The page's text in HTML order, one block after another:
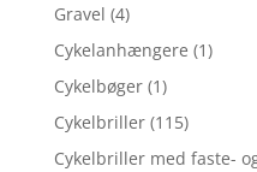
Gravel (4)
Cykelanhængere (1)
Cykelbøger (1)
Cykelbriller (115)
Cykelbriller med faste-